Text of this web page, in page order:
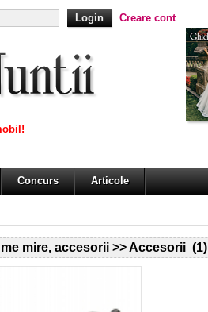
Creare cont
Concurs Articole
mire, accesorii >> Accesorii (1)